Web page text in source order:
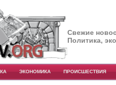
Свежие
Политика,
ЭКОНОМИКА ПРОИСШЕСТВИЯ